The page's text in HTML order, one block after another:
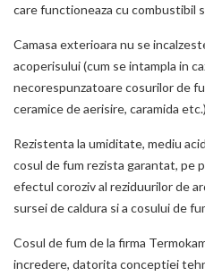
care functioneaza cu combustibil
Camasa exterioara nu se
acoperisului (cum se intampla in
necorespunzatoare cosurilor de
ceramice de aerisire, caramida etc.)
Rezistenta la umiditate, mediu
cosul de fum rezista garantat, pe
efectul coroziv al reziduurilor de
sursei de caldura si a cosului de
Cosul de fum de la firma
incredere, datorita conceptiei